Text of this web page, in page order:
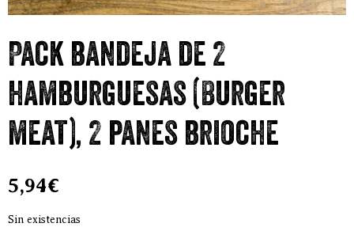
Pack bandeja de 2
hamburguesas (Burger
meat), 2 panes brioche
5,94€
Sin existencias